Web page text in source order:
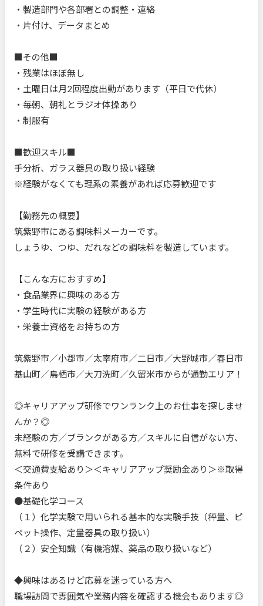
・製造部門や各部署との調整・連絡
・片付け、データまとめ
■その他■
・残業はほぼ無し
・土曜日は月2回程度出勤があります（平日で代休）
・毎朝、朝礼とラジオ体操あり
・制服有
■歓迎スキル■
手分析、ガラス器具の取り扱い経験
※経験がなくても理系の素養があれば応募歓迎です
【勤務先の概要】
筑紫野市にある調味料メーカーです。
しょうゆ、つゆ、だれなどの調味料を製造しています。
【こんな方におすすめ】
・食品業界に興味のある方
・学生時代に実験の経験がある方
・栄養士資格をお持ちの方
筑紫野市／小郡市／太宰府市／二日市／大野城市／春日市
基山町／鳥栖市／大刀洗町／久留米市からが通勤エリア！
◎キャリアアップ研修でワンランク上のお仕事を探しませ
んか？◎
未経験の方／ブランクがある方／スキルに自信がない方、
無料で研修を受講できます。
＜交通費支給あり＞＜キャリアアップ奨励金あり＞※取得
条件あり
●基礎化学コース
（１）化学実験で用いられる基本的な実験手技（秤量、ピ
ペット操作、定量器具の取り扱い）
（２）安全知識（有機溶媒、薬品の取り扱いなど）
◆興味はあるけど応募を迷っている方へ
職場訪問で雰囲気や業務内容を確認する機会もあります◎